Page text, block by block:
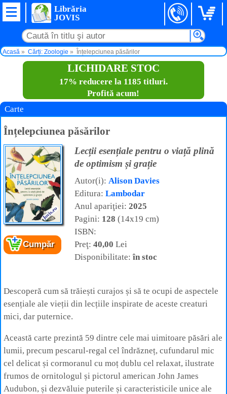
Librăria
JOVIS
Acasă Cărți: Zoologie Înțelepciunea păsărilor
LICHIDARE STOC
17% reducere la 1185 titluri.
Profită acum!
Carte
Înțelepciunea păsărilor
Cartea: Înțelepciunea păsărilor
esențiale pentru o viață plină de optimism și
grație
Autor:
Alison Davies
Lambodar
Cumpăr
Lecții esențiale pentru o viață plină
de optimism și grație
Autor(i): Alison Davies
Editura: Lambodar
Anul apariţiei: 2025
Pagini: 128 (14x19 cm)
ISBN:
Preţ: 40,00 Lei
Disponibilitate:în stoc
Descoperă cum să trăiești curajos și să te ocupi de aspectele
esențiale ale vieții din lecțiile inspirate de aceste creaturi
mici, dar puternice.
Această carte prezintă 59 dintre cele mai uimitoare păsări ale
lumii, precum pescarul-regal cel îndrăzneț, cufundarul mic
cel delicat și cormoranul cu moț dublu cel relaxat, ilustrate
frumos de ornitologul și pictorul american John James
Audubon, și dezvăluie puterile și caracteristicile unice ale